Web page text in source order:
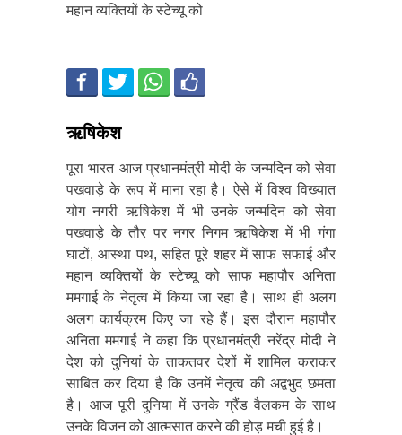
महान व्यक्तियों के स्टेच्यू को
ऋषिकेश
पूरा भारत आज प्रधानमंत्री मोदी के जन्मदिन को सेवा
पखवाड़े के रूप में माना रहा है। ऐसे में विश्व विख्यात
योग नगरी ऋषिकेश में भी उनके जन्मदिन को सेवा
पखवाड़े के तौर पर नगर निगम ऋषिकेश में भी गंगा
घाटों, आस्था पथ, सहित पूरे शहर में साफ सफाई और
महान व्यक्तियों के स्टेच्यू को साफ महापौर अनिता
ममगाई के नेतृत्व में किया जा रहा है। साथ ही अलग
अलग कार्यक्रम किए जा रहे हैं। इस दौरान महापौर
अनिता ममगाईं ने कहा कि प्रधानमंत्री नरेंद्र मोदी ने
देश को दुनियां के ताकतवर देशों में शामिल कराकर
साबित कर दिया है कि उनमें नेतृत्व की अद्वभुद छमता
है। आज पूरी दुनिया में उनके ग्रैंड वैलकम के साथ
उनके विजन को आत्मसात करने की होड़ मची हुई है।